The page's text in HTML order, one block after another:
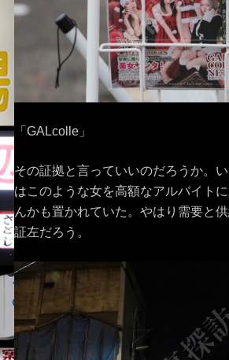
「GALcolle」
その証拠と言っていいのだろうか。
はこのような女を高額なアルバイト
んかも置かれていた。やはり需要と
証左だろう。